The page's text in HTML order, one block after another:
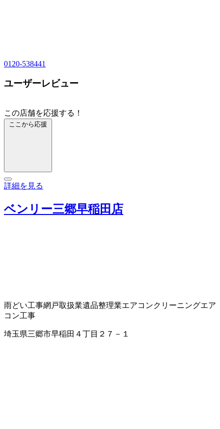
0120-538441
ユーザーレビュー
この店舗を応援する！
ここから応援
詳細を見る
ベンリー三郷早稲田店
雨どい工事網戸取扱業遺品整理業エアコンクリーニングエア
コン工事
埼玉県三郷市早稲田４丁目２７－１